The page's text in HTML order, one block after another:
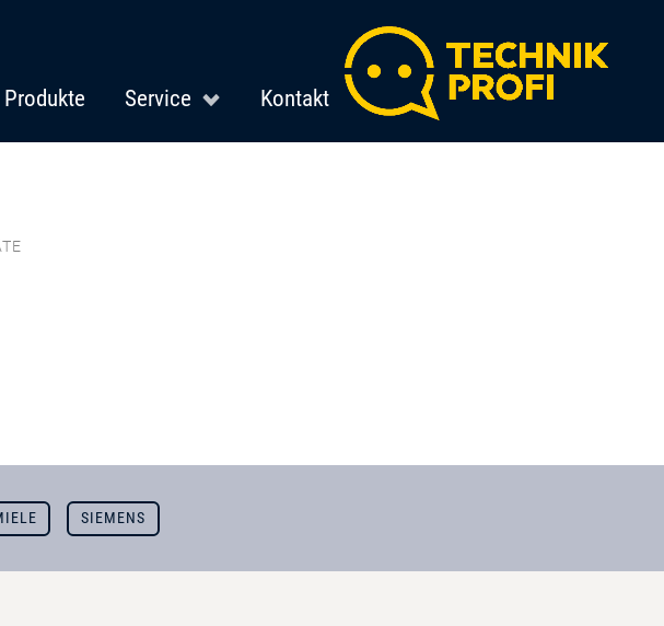
Produkte Service Kontakt
SIEMENS